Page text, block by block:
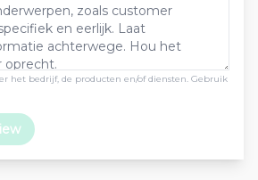
het bedrijf, de producten en/of diensten. Gebruik